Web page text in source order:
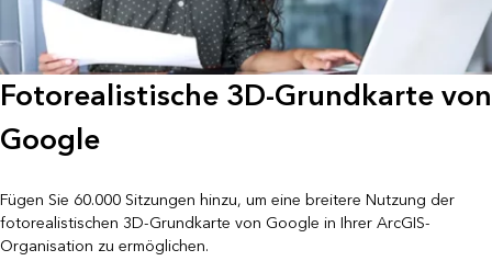
Fotorealistische 3D-Grundkarte von
Google
Fügen Sie 60.000 Sitzungen hinzu, um eine breitere Nutzung der
fotorealistischen 3D-Grundkarte von Google in Ihrer ArcGIS-
Organisation zu ermöglichen.